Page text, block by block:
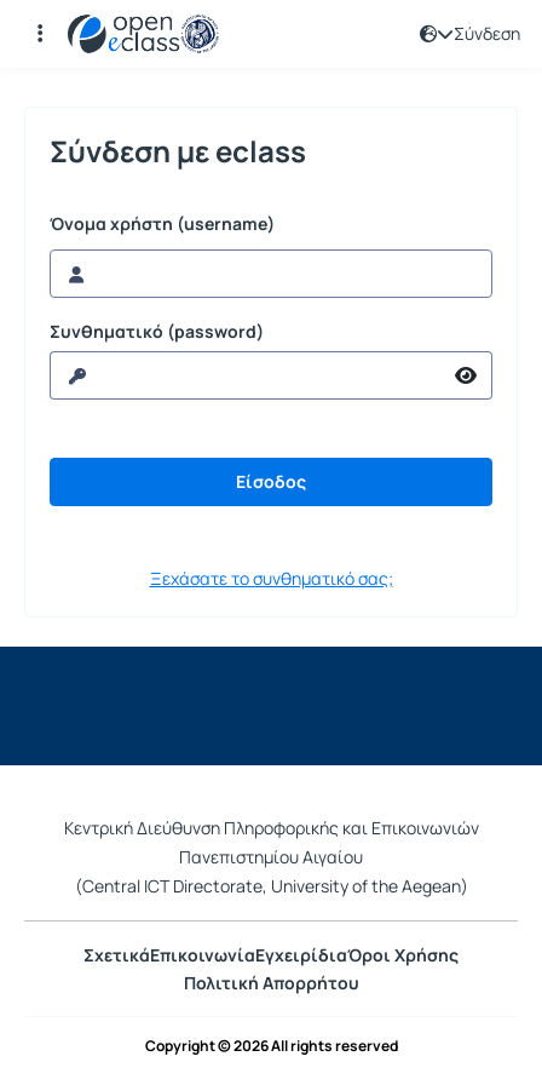
Σύνδεση
Σύνδεση
Σύνδεση με eclass
Όνομα χρήστη (username)
Συνθηματικό (password)
Ξεχάσατε το συνθηματικό σας;
Κεντρική Διεύθυνση Πληροφορικής και Επικοινωνιών
Πανεπιστημίου Αιγαίου
(Central ICT Directorate, University of the Aegean)
ΣχετικάΕπικοινωνίαΕγχειρίδιαΌροι Χρήσης
Πολιτική Απορρήτου
Copyright © 2026 All rights reserved